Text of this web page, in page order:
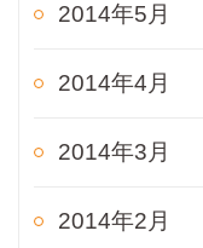
2014年5月
2014年4月
2014年3月
2014年2月